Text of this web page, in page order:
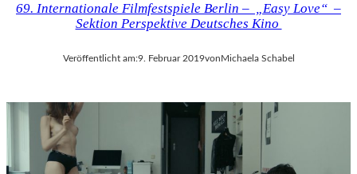
69. Internationale Filmfestspiele Berlin – „Easy Love“ –
Sektion Perspektive Deutsches Kino
Veröffentlicht am:9. Februar 2019von Michaela Schabel